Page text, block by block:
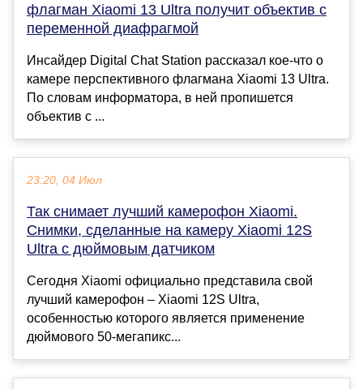
флагман Xiaomi 13 Ultra получит объектив с
переменной диафрагмой
Инсайдер Digital Chat Station рассказал кое-что о
камере перспективного флагмана Xiaomi 13 Ultra.
По словам информатора, в ней пропишется
объектив с ...
23:20, 04 Июл
Так снимает лучший камерофон Xiaomi.
Снимки, сделанные на камеру Xiaomi 12S
Ultra с дюймовым датчиком
Сегодня Xiaomi официально представила свой
лучший камерофон – Xiaomi 12S Ultra,
особенностью которого является применение
дюймового 50-мегапикс...